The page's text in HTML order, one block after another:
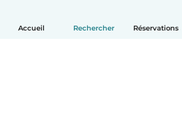
Accueil Rechercher Réservations